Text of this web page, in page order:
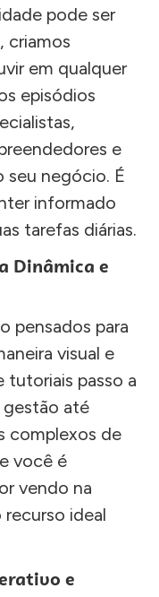
pode ser
criamos
em qualquer
episódios
e
seu negócio. É
informado
tarefas diárias.
Dinâmica e
pensados para
visual e
tutoriais passo a
gestão até
complexos de
você é
vendo na
ideal
e